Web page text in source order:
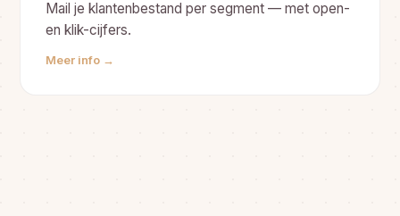
Mail je klantenbestand per segment — met open-
en klik-cijfers.
Meer info →